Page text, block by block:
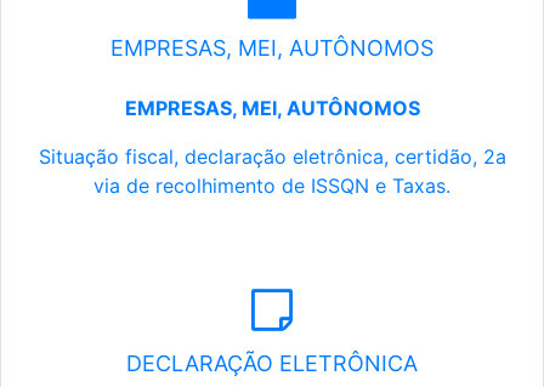
EMPRESAS, MEI, AUTÔNOMOS
EMPRESAS, MEI, AUTÔNOMOS
Situação fiscal, declaração eletrônica, certidão, 2a
via de recolhimento de ISSQN e Taxas.
DECLARAÇÃO ELETRÔNICA